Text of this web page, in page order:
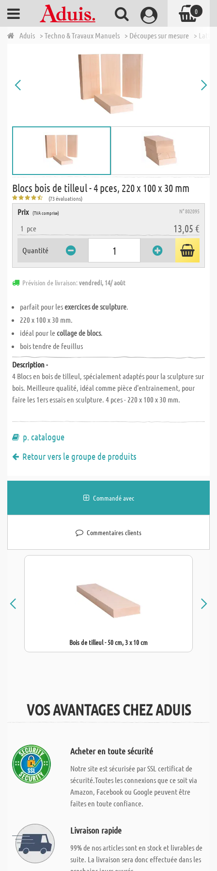
Aduis > Techno & Travaux Manuels > Découpes sur mesure >
Blocs bois de tilleul - 4 pces, 220 x 100 x 30 mm
(73 évaluations)
Prix (TVA comprise) N° 802095
1 pce 13,05 €
Quantité
Prévision de livraison:vendredi, 14/ août
parfait pour lesexercices de sculpture.
220 x 100 x 30 mm.
idéal pour lecollage de blocs.
bois tendre de feuillus
Description -
4 Blocs en bois de tilleul, spécialement adaptés pour la sculpture sur
bois. Meilleure qualité, idéal comme pièce d'entrainement, pour
faire les 1ers essais en sculpture. 4 pces - 220 x 100 x 30 mm.
p. catalogue
Retour vers le groupe de produits
Commandé avec
Commentaires clients
Bois de tilleul - 50 cm, 3 x 10 cm
VOS AVANTAGES CHEZ ADUIS
Acheter en toute sécurité
Notre site est sécurisée par SSL certificat de
sécurité.Toutes les connexions que ce soit via
Amazon, Facebook ou Google peuvent être
faites en toute confiance.
Livraison rapide
99% de nos articles sont en stock et livrables de
suite. La livraison sera donc effectuée dans les
0